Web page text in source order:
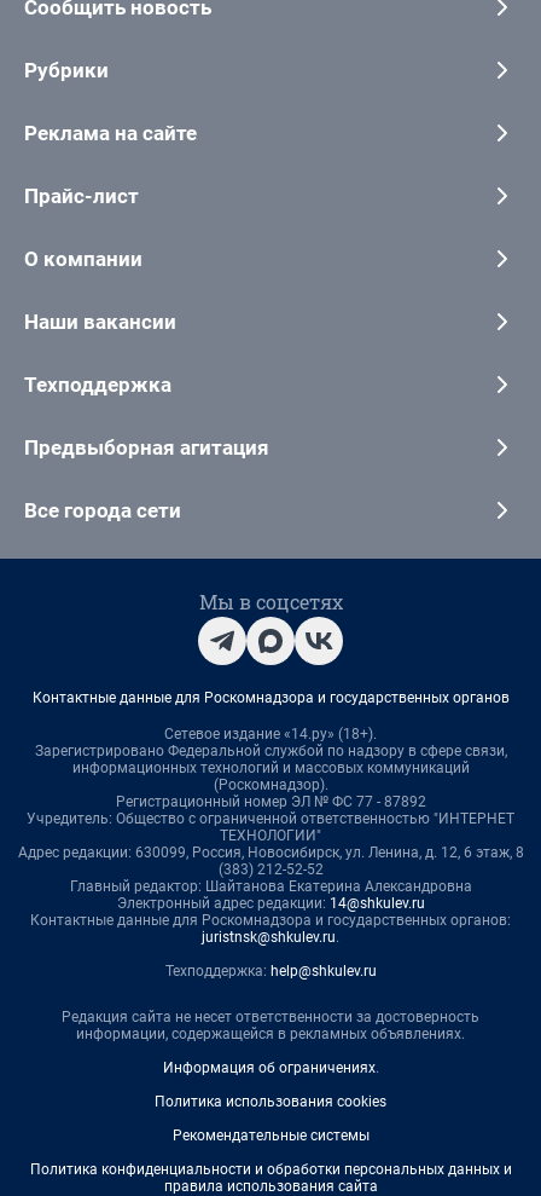
Сообщить новость
Рубрики
Реклама на сайте
Прайс-лист
О компании
Наши вакансии
Техподдержка
Предвыборная агитация
Все города сети
Мы в соцсетях
Контактные данные для Роскомнадзора и государственных органов
Сетевое издание «14.ру» (18+).
Зарегистрировано Федеральной службой по надзору в сфере связи,
информационных технологий и массовых коммуникаций
(Роскомнадзор).
Регистрационный номер ЭЛ № ФС 77 - 87892
Учредитель: Общество с ограниченной ответственностью "ИНТЕРНЕТ
ТЕХНОЛОГИИ"
Адрес редакции: 630099, Россия, Новосибирск, ул. Ленина, д. 12, 6 этаж, 8
(383) 212-52-52
Главный редактор: Шайтанова Екатерина Александровна
Электронный адрес редакции: 14@shkulev.ru
Контактные данные для Роскомнадзора и государственных органов:
juristnsk@shkulev.ru.
Техподдержка: help@shkulev.ru
Редакция сайта не несет ответственности за достоверность
информации, содержащейся в рекламных объявлениях.
Информация об ограничениях.
Политика использования cookies
Рекомендательные системы
Политика конфиденциальности и обработки персональных данных и
правила использования сайта